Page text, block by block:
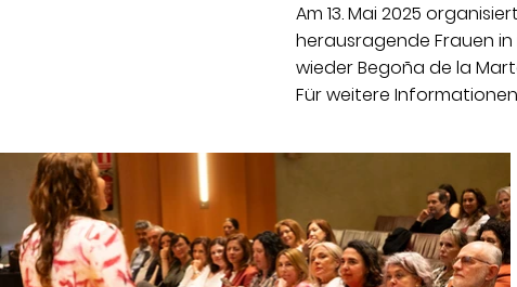
Am 13. Mai 2025
herausragende Frauen
wieder Begoña de la
Für weitere Informationen